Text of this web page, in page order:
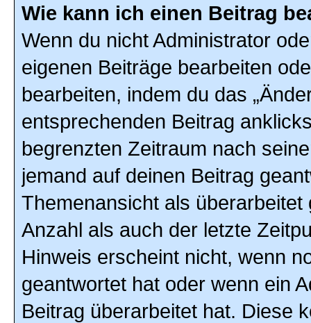
Wie kann ich einen Beitrag
Wenn du nicht Administrator
eigenen Beiträge bearbeiten
bearbeiten, indem du das
entsprechenden Beitrag
begrenzten Zeitraum nach
jemand auf deinen Beitrag
Themenansicht als
Anzahl als auch der letzte
Hinweis erscheint nicht, wenn
geantwortet hat oder wenn ein
Beitrag überarbeitet hat. Diese